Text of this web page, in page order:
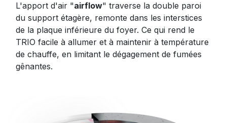
L'apport d'air "airflow" traverse la double paroi
du support étagère, remonte dans les interstices
de la plaque inférieure du foyer. Ce qui rend le
TRIO facile à allumer et à maintenir à température
de chauffe, en limitant le dégagement de fumées
gênantes.